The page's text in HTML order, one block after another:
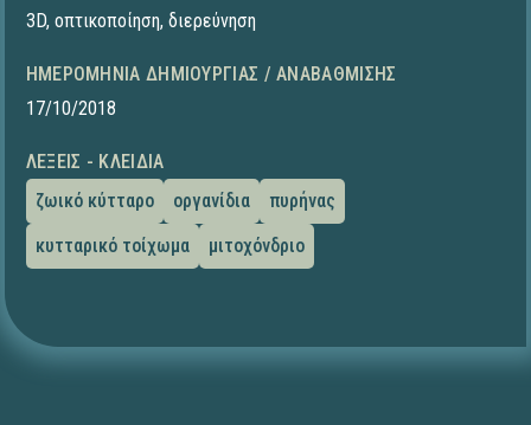
3D, οπτικοποίηση, διερεύνηση
ΗΜΕΡΟΜΗΝΊΑ ΔΗΜΙΟΥΡΓΊΑΣ / ΑΝΑΒΆΘΜΙΣΗΣ
17/10/2018
ΛΈΞΕΙΣ - ΚΛΕΙΔΙΆ
ζωικό κύτταρο
οργανίδια
πυρήνας
κυτταρικό τοίχωμα
μιτοχόνδριο